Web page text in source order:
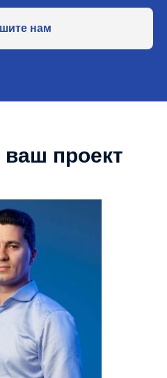
нам
проект